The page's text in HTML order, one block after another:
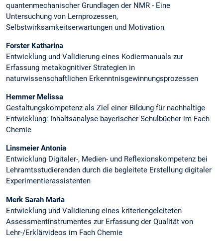
quantenmechanischer Grundlagen der NMR - Eine
Untersuchung von Lernprozessen,
Selbstwirksamkeitserwartungen und Motivation
Forster Katharina
Entwicklung und Validierung eines Kodiermanuals zur
Erfassung metakognitiver Strategien in
naturwissenschaftlichen Erkenntnisgewinnungsprozessen
Hemmer Melissa
Gestaltungskompetenz als Ziel einer Bildung für nachhaltige
Entwicklung: Inhaltsanalyse bayerischer Schulbücher im Fach
Chemie
Linsmeier Antonia
Entwicklung Digitaler-, Medien- und Reflexionskompetenz bei
Lehramtsstudierenden durch die begleitete Erstellung digitaler
Experimentierassistenten
Merk Sarah Maria
Entwicklung und Validierung eines kriteriengeleiteten
Assessmentinstrumentes zur Erfassung der Qualität von
Lehr-/Erklärvideos im Fach Chemie